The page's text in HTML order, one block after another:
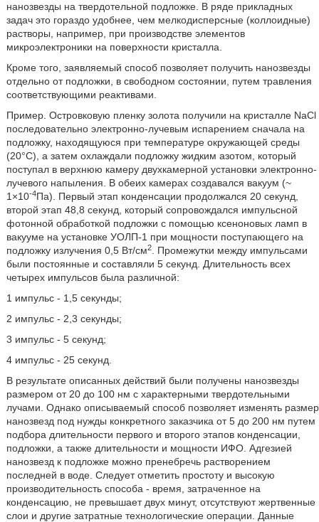
нанозвезды на твердотельной подложке. В ряде прикладных
задач это гораздо удобнее, чем мелкодисперсные (коллоидные)
растворы, например, при производстве элементов
микроэлектроники на поверхности кристалла.
Кроме того, заявляемый способ позволяет получить нанозвезды
отдельно от подложки, в свободном состоянии, путем травления
соответствующими реактивами.
Пример. Островковую пленку золота получили на кристалле NaCl
последовательно электронно-лучевым испарением сначала на
подложку, находящуюся при температуре окружающей среды
(20°С), а затем охлаждали подложку жидким азотом, который
поступал в верхнюю камеру двухкамерной установки электронно-
лучевого напыления. В обеих камерах создавался вакуум (~
1×10-4Па). Первый этап конденсации продолжался 20 секунд,
второй этап 48,8 секунд, который сопровождался импульсной
фотонной обработкой подложки с помощью ксеноновых ламп в
вакууме на установке УОЛП-1 при мощности поступающего на
подложку излучения 0,5 Вт/см2. Промежутки между импульсами
были постоянные и составляли 5 секунд. Длительность всех
четырех импульсов была различной:
1 импульс - 1,5 секунды;
2 импульс - 2,3 секунды;
3 импульс - 5 секунд;
4 импульс - 25 секунд.
В результате описанных действий были получены нанозвезды
размером от 20 до 100 нм с характерными твердотельными
лучами. Однако описываемый способ позволяет изменять размер
нанозвезд под нужды конкретного заказчика от 5 до 200 нм путем
подбора длительности первого и второго этапов конденсации,
подложки, а также длительности и мощности ИФО. Адгезией
нанозвезд к подложке можно пренебречь растворением
последней в воде. Следует отметить простоту и высокую
производительность способа - время, затраченное на
конденсацию, не превышает двух минут, отсутствуют жертвенные
слои и другие затратные технологические операции. Данные